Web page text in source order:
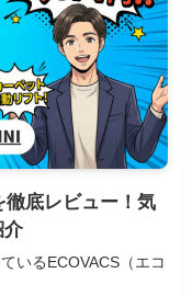
徹底レビュー！気
介
いるECOVACS（エコ